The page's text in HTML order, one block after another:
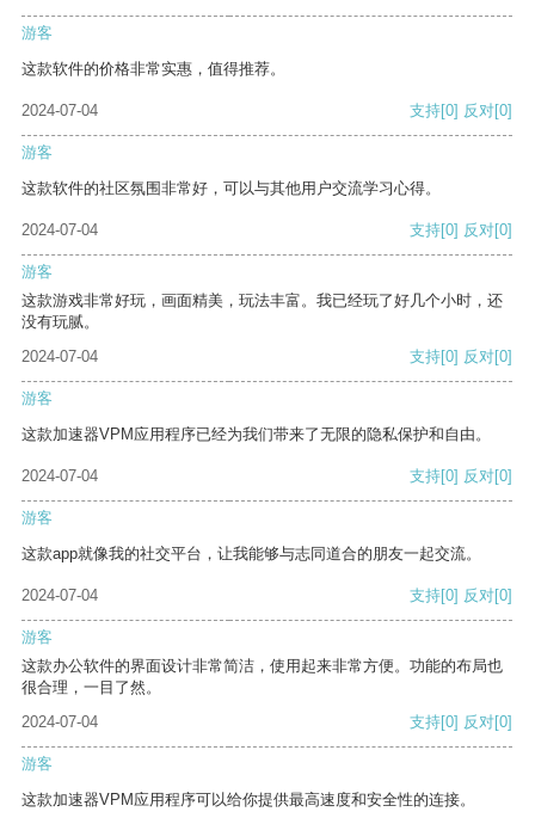
游客
这款软件的价格非常实惠，值得推荐。
2024-07-04 支持[0] 反对[0]
游客
这款软件的社区氛围非常好，可以与其他用户交流学习心得。
2024-07-04 支持[0] 反对[0]
游客
这款游戏非常好玩，画面精美，玩法丰富。我已经玩了好几个小时，还
没有玩腻。
2024-07-04
支持[0] 反对[0]
游客
这款加速器VPM应用程序已经为我们带来了无限的隐私保护和自由。
2024-07-04 支持[0] 反对[0]
游客
这款app就像我的社交平台，让我能够与志同道合的朋友一起交流。
2024-07-04 支持[0] 反对[0]
游客
这款办公软件的界面设计非常简洁，使用起来非常方便。功能的布局也
很合理，一目了然。
2024-07-04
支持[0] 反对[0]
游客
这款加速器VPM应用程序可以给你提供最高速度和安全性的连接。